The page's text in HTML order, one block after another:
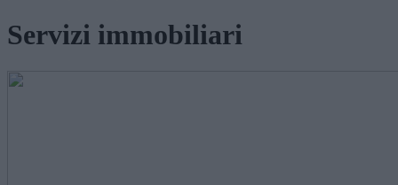
Servizi immobiliari